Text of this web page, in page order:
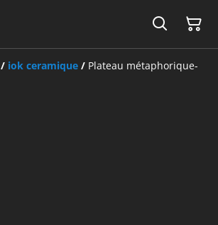
/ iok ceramique / Plateau métaphorique-